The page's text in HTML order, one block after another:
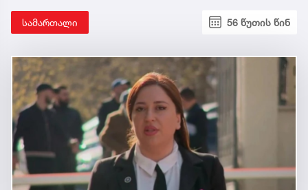
სამართალი 56 წუთის წინ